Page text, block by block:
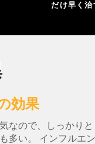
だけ早く治
効果
なので、しっかり
多い。 インフルエ